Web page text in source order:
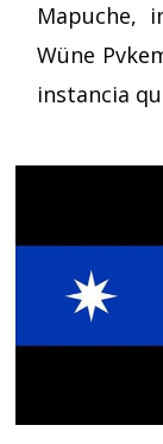
Mapuche,
Wüne
instancia